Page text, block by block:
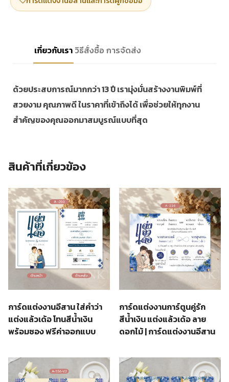
เกี่ยวกับเรา วิธีสั่งซื้อ การจัดส่ง
ด้วยประสบการณ์มากกว่า 13 ปี เรามุ่งมั่นสร้างงานพิมพ์ที่
สวยงาม คุณภาพดี ในราคาที่เข้าถึงได้ เพื่อช่วยให้ทุกงาน
สำคัญของคุณออกมาสมบูรณ์แบบที่สุด
สินค้าที่เกี่ยวข้อง
การ์ดแต่งงานอีสาน ใส่คำว่า
แต่งแล้วเด้อ โทนสีน้ำเงิน
พร้อมซอง ฟรีค่าออกแบบ
การ์ดแต่งงานการ์ตูนคู่รัก
สีน้ำเงิน แต่งแล้วเด้อ ลาย
ดอกไม้ | การ์ดแต่งงานอีสาน